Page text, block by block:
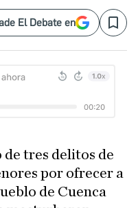
El Debate en Save
de tres delitos de
por ofrecer a
de Cuenca